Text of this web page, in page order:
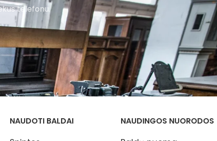
telefonu.
NAUDOTI BALDAI NAUDINGOS NUORODOS